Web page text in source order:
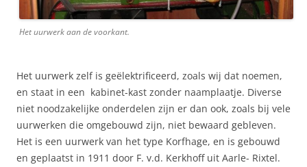
Het uurwerk aan de voorkant.
Het uurwerk zelf is geëlektrificeerd, zoals wij dat noemen,
en staat in een kabinet-kast zonder naamplaatje. Diverse
niet noodzakelijke onderdelen zijn er dan ook, zoals bij vele
uurwerken die omgebouwd zijn, niet bewaard gebleven.
Het is een uurwerk van het type Korfhage, en is gebouwd
en geplaatst in 1911 door F. v.d. Kerkhoff uit Aarle- Rixtel.